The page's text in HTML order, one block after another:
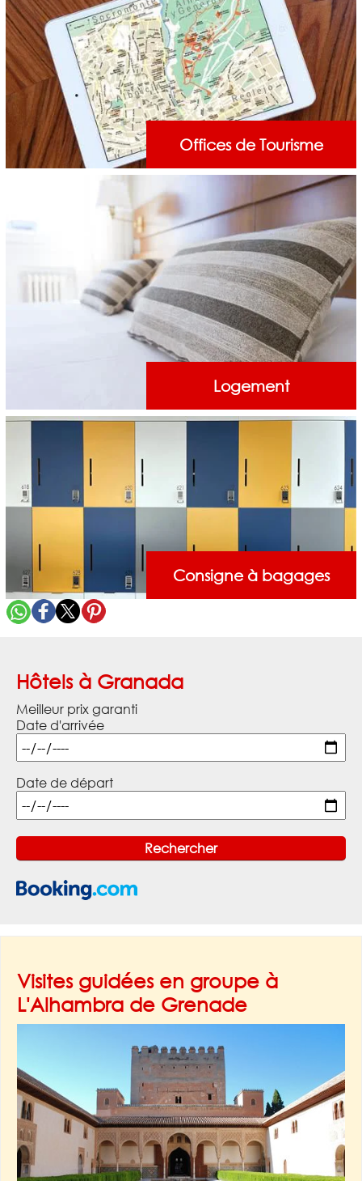
Offices de Tourisme
Logement
Consigne à bagages
Hôtels à Granada
Meilleur prix garanti
Date d'arrivée
Date de départ
Visites guidées en groupe à
L'Alhambra de Grenade